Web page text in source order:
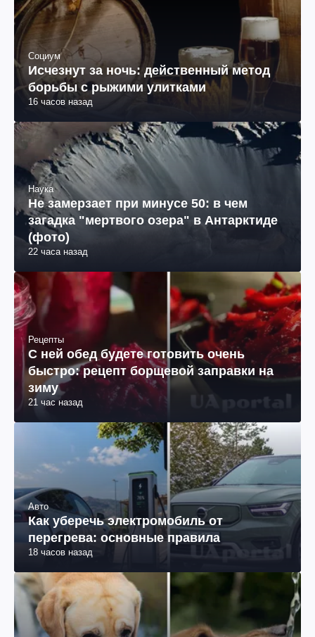
Социум
Исчезнут за ночь: действенный метод
борьбы с рыжими улитками
16 часов назад
Наука
Не замерзает при минусе 50: в чем
загадка "мертвого озера" в Антарктиде
(фото)
22 часа назад
Рецепты
С ней обед будете готовить очень
быстро: рецепт борщевой заправки на
зиму
21 час назад
Авто
Как уберечь электромобиль от
перегрева: основные правила
18 часов назад